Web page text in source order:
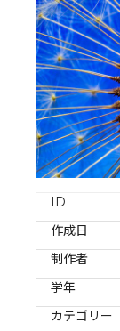
ID
作成日
制作者
学年
カテゴリー